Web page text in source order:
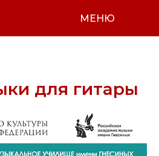
МЕНЮ
для гитары